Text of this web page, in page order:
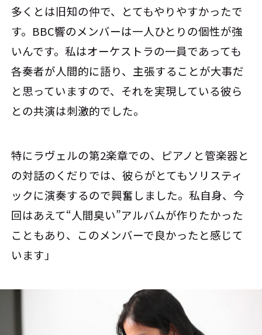
多くとは旧知の仲で、とてもやりやすかったで
す。BBC響のメンバーは一人ひとりの個性が強
いんです。私はオーケストラの一員であっても
各奏者が人間的に語り、主張することが大事だ
と思っていますので、それを実現している彼ら
との共演は刺激的でした。
特にラヴェルの第2楽章での、ピアノと管楽器と
の対話のくだりでは、彼らがとてもソリスティ
ックに演奏するので興奮しました。私自身、今
回はあえて“人間臭い”アルバムが作りたかった
こともあり、このメンバーで良かったと感じて
います」